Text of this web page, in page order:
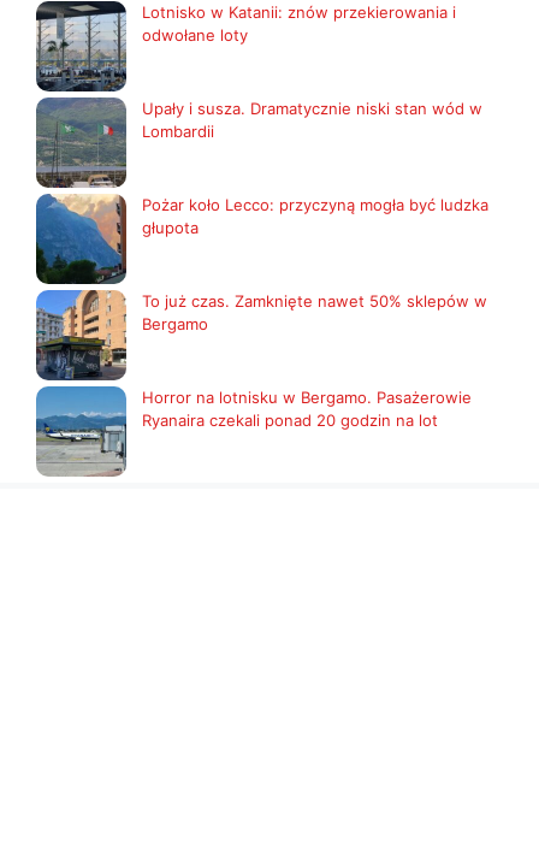
Lotnisko w Katanii: znów przekierowania i
odwołane loty
Upały i susza. Dramatycznie niski stan wód w
Lombardii
Pożar koło Lecco: przyczyną mogła być ludzka
głupota
To już czas. Zamknięte nawet 50% sklepów w
Bergamo
Horror na lotnisku w Bergamo. Pasażerowie
Ryanaira czekali ponad 20 godzin na lot